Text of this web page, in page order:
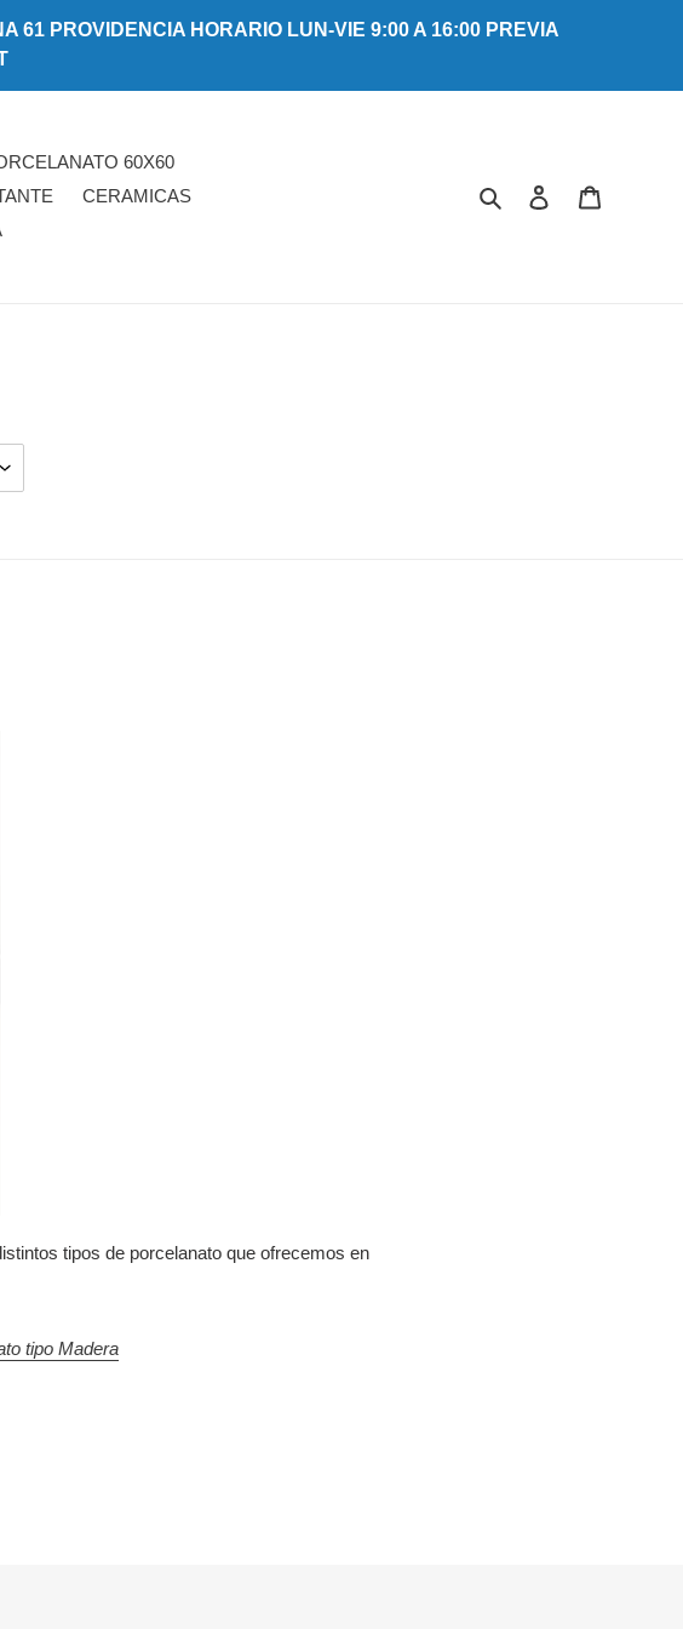
61 PROVIDENCIA HORARIO LUN-VIE 9:00 A 16:00 PREVIA
60X60
CERAMICAS
Buscar Ingresar
tipos de porcelanato que ofrecemos en
tipo Madera